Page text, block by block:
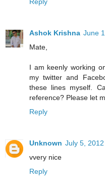
Ashok Krishna June
Mate,
I am keenly working
my twitter and
these lines myself.
reference? Please let
Reply
Unknown July 5,
vvery nice
Reply